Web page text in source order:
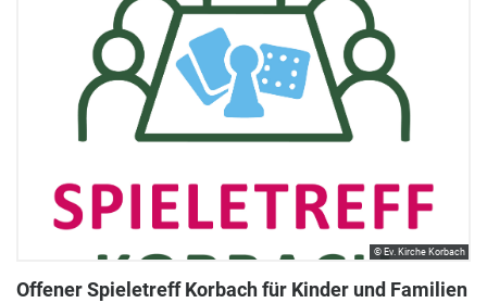
Offener Spieletreff Korbach für Kinder und Familien
© Ev. Kirche Korbach